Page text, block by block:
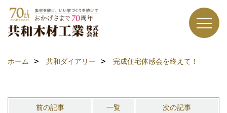
ホーム 共和ダイアリー 完成住宅体感会を終えて！
前の記事 一覧 次の記事